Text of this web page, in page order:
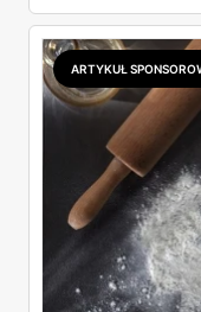
2,99 zł za kilogram,
odpowiada masłem
najwięcej
do Aldi.
ARTYKUŁ